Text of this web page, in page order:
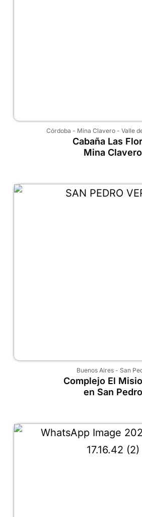
Córdoba - Mina Clavero - Valle
Cabaña Las
Mina Clavero
Buenos Aires- San
Complejo El
en San Pedro